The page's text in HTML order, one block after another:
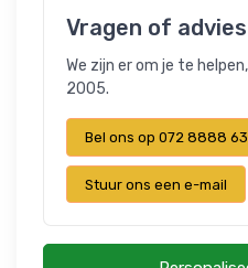
Vragen of
We zijn er om je te
2005.
Bel ons op 072 8888
Stuur ons een e-mail